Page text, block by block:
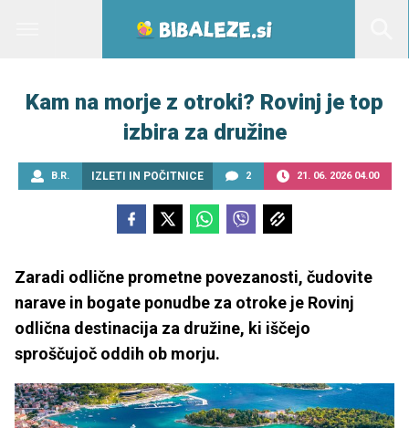
Kam na morje z otroki? Rovinj je top
izbira za družine
B.R. IZLETI IN POČITNICE 2 21. 06. 2026 04.00
Zaradi odlične prometne povezanosti, čudovite
narave in bogate ponudbe za otroke je Rovinj
odlična destinacija za družine, ki iščejo
sproščujoč oddih ob morju.